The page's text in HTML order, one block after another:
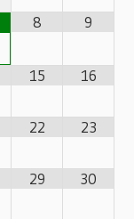
8 9
15 16
22 23
29 30